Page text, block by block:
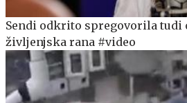
Sendi odkrito spregovorila tudi
življenjska rana #video